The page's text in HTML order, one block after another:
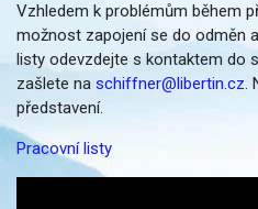
Vzhledem k problémům během
možnost zapojení se do odměn
listy odevzdejte s kontaktem do
zašlete na schiffner@libertin.cz.
představení.
Pracovní listy